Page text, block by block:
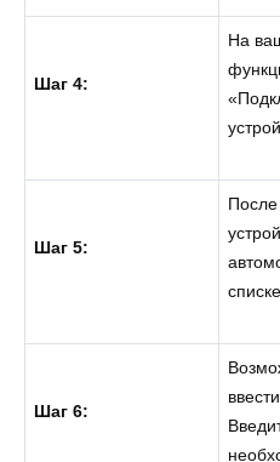
Шаг 4:
На
Шаг 5:
После
Шаг 6: